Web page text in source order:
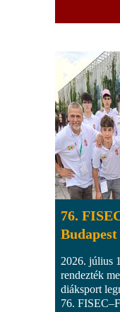
76.
Budapest
2026. július
rendezték
diáksport
76.